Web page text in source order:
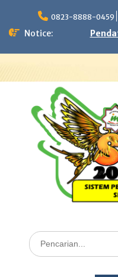
content
0823-8888-0459
Notice:
Search
for: